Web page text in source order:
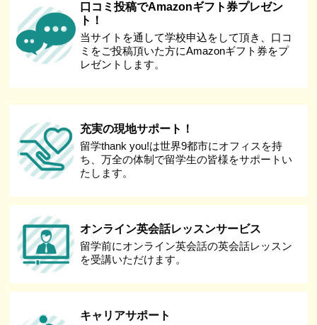
口コミ投稿でAmazonギフト券プレゼン
ト！
当サイトを通して学校申込をして頂き、口コ
ミをご投稿頂いた方にAmazonギフト券をプ
レゼントします。
充実の現地サポート！
留学thank you!は世界9都市にオフィスを持
ち、万全の体制で留学生の皆様をサポートい
たします。
オンライン英会話レッスンサービス
留学前にオンライン英会話の英会話レッスン
を受講いただけます。
キャリアサポート